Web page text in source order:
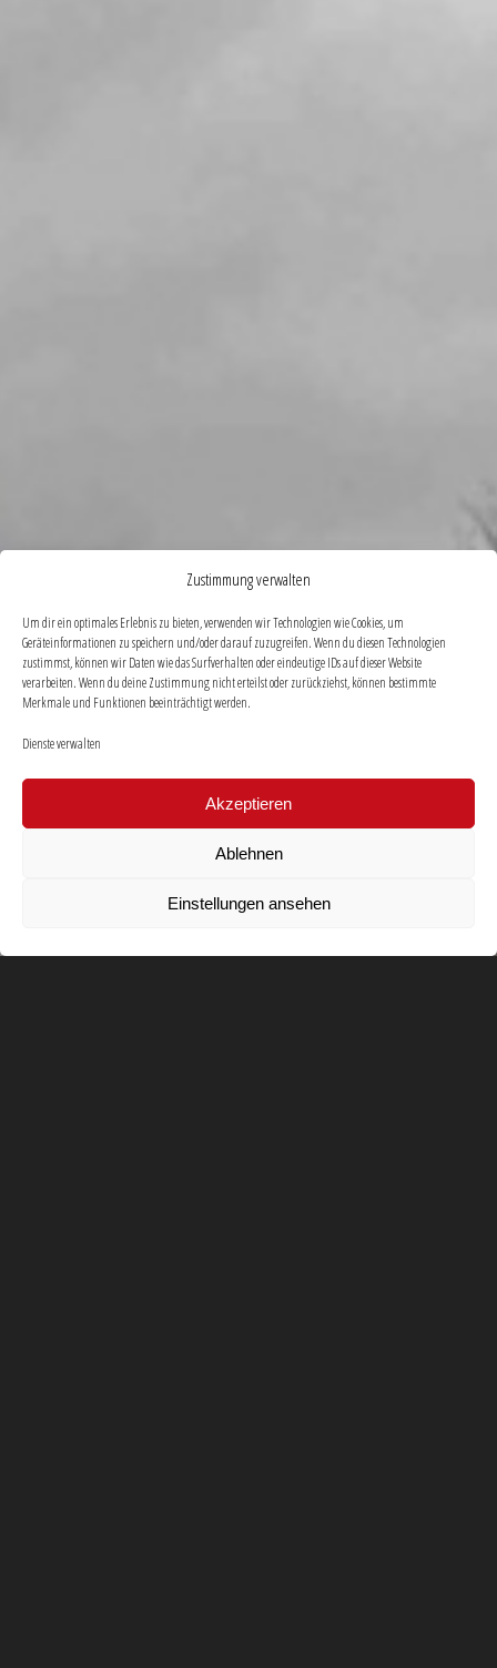
Zustimmung verwalten
Um dir ein optimales Erlebnis zu bieten, verwenden wir Technologien wie Cookies, um
Geräteinformationen zu speichern und/oder darauf zuzugreifen. Wenn du diesen Technologien
zustimmst, können wir Daten wie das Surfverhalten oder eindeutige IDs auf dieser Website
verarbeiten. Wenn du deine Zustimmung nicht erteilst oder zurückziehst, können bestimmte
Merkmale und Funktionen beeinträchtigt werden.
Dienste verwalten
Akzeptieren
Ablehnen
Einstellungen ansehen